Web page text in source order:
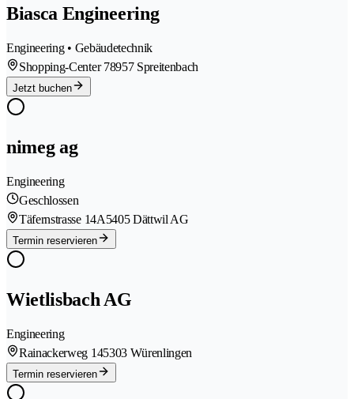
Biasca Engineering
Engineering • Gebäudetechnik
Shopping-Center 78957 Spreitenbach
Jetzt buchen
nimeg ag
Engineering
Geschlossen
Täfernstrasse 14A5405 Dättwil AG
Termin reservieren
Wietlisbach AG
Engineering
Rainackerweg 145303 Würenlingen
Termin reservieren